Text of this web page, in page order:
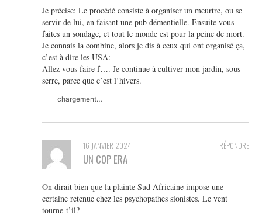
Je précise: Le procédé consiste à organiser un meurtre, ou se
servir de lui, en faisant une pub démentielle. Ensuite vous
faites un sondage, et tout le monde est pour la peine de mort.
Je connais la combine, alors je dis à ceux qui ont organisé ça,
c’est à dire les USA:
Allez vous faire f…. Je continue à cultiver mon jardin, sous
serre, parce que c’est l’hivers.
chargement…
RÉPONDRE
16 JANVIER 2024
UN COP ERA
On dirait bien que la plainte Sud Africaine impose une
certaine retenue chez les psychopathes sionistes. Le vent
tourne-t’il?